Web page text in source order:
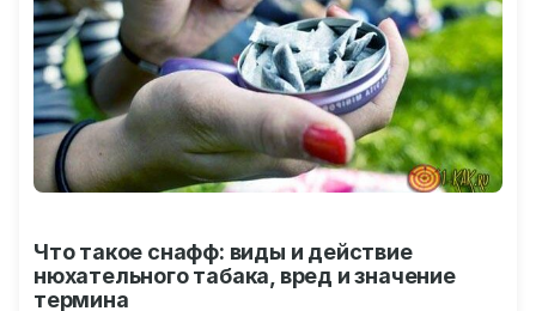
Что такое снафф: виды и действие
нюхательного табака, вред и значение
термина